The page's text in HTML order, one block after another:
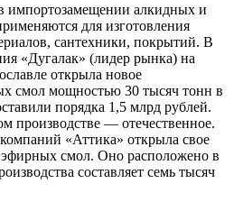
импортозамещении алкидных и
для изготовления
сантехники, покрытий. В
«Дугалак» (лидер рынка) на
открыла новое
смол мощностью 30 тысяч тонн в
порядка 1,5 млрд рублей.
производстве — отечественное.
«Аттика» открыла свое
смол. Оно расположено в
составляет семь тысяч